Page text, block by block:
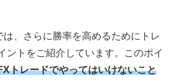
は、さらに勝率を高めるためにトレ
ントをご紹介しています。このポイ
トレードでやってはいけないこと